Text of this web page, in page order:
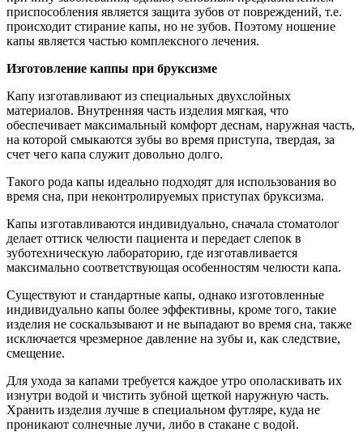
приспособления является защита зубов от повреждений, т.е.
происходит стирание капы, но не зубов. Поэтому ношение
капы является частью комплексного лечения.
Изготовление каппы при бруксизме
Капу изготавливают из специальных двухслойных
материалов. Внутренняя часть изделия мягкая, что
обеспечивает максимальный комфорт деснам, наружная часть,
на которой смыкаются зубы во время приступа, твердая, за
счет чего капа служит довольно долго.
Такого рода капы идеально подходят для использования во
время сна, при неконтролируемых приступах бруксизма.
Капы изготавливаются индивидуально, сначала стоматолог
делает оттиск челюсти пациента и передает слепок в
зуботехническую лабораторию, где изготавливается
максимально соответствующая особенностям челюсти капа.
Существуют и стандартные капы, однако изготовленные
индивидуально капы более эффективны, кроме того, такие
изделия не соскальзывают и не выпадают во время сна, также
исключается чрезмерное давление на зубы и, как следствие,
смещение.
Для ухода за капами требуется каждое утро ополаскивать их
изнутри водой и чистить зубной щеткой наружную часть.
Хранить изделия лучше в специальном футляре, куда не
проникают солнечные лучи, либо в стакане с водой.